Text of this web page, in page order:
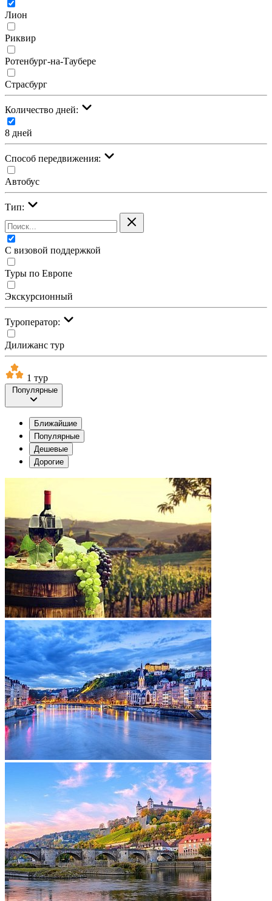
Лион
Риквир
Ротенбург-на-Таубере
Страсбург
Количество дней:
8 дней
Cпособ передвижения:
Автобус
Тип:
С визовой поддержкой
Туры по Европе
Экскурсионный
Туроператор:
Дилижанс тур
1 тур
Популярные
Ближайшие
Популярные
Дешевые
Дорогие